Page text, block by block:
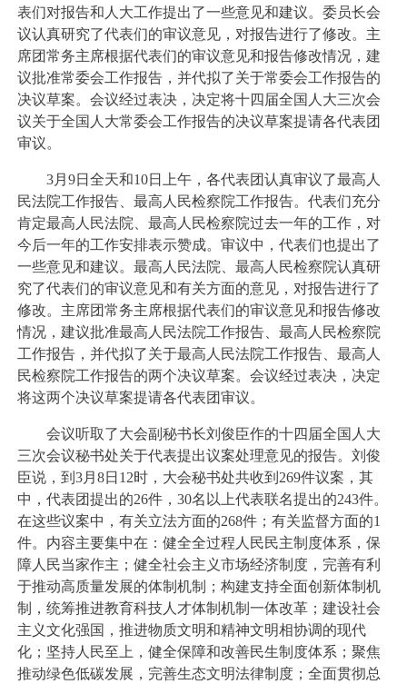
表们对报告和人大工作提出了一些意见和建议。委员长会
议认真研究了代表们的审议意见，对报告进行了修改。主
席团常务主席根据代表们的审议意见和报告修改情况，建
议批准常委会工作报告，并代拟了关于常委会工作报告的
决议草案。会议经过表决，决定将十四届全国人大三次会
议关于全国人大常委会工作报告的决议草案提请各代表团
审议。
3月9日全天和10日上午，各代表团认真审议了最高人
民法院工作报告、最高人民检察院工作报告。代表们充分
肯定最高人民法院、最高人民检察院过去一年的工作，对
今后一年的工作安排表示赞成。审议中，代表们也提出了
一些意见和建议。最高人民法院、最高人民检察院认真研
究了代表们的审议意见和有关方面的意见，对报告进行了
修改。主席团常务主席根据代表们的审议意见和报告修改
情况，建议批准最高人民法院工作报告、最高人民检察院
工作报告，并代拟了关于最高人民法院工作报告、最高人
民检察院工作报告的两个决议草案。会议经过表决，决定
将这两个决议草案提请各代表团审议。
会议听取了大会副秘书长刘俊臣作的十四届全国人大
三次会议秘书处关于代表提出议案处理意见的报告。刘俊
臣说，到3月8日12时，大会秘书处共收到269件议案，其
中，代表团提出的26件，30名以上代表联名提出的243件。
在这些议案中，有关立法方面的268件；有关监督方面的1
件。内容主要集中在：健全全过程人民民主制度体系，保
障人民当家作主；健全社会主义市场经济制度，完善有利
于推动高质量发展的体制机制；构建支持全面创新体制机
制，统筹推进教育科技人才体制机制一体改革；建设社会
主义文化强国，推进物质文明和精神文明相协调的现代
化；坚持人民至上，健全保障和改善民生制度体系；聚焦
推动绿色低碳发展，完善生态文明法律制度；全面贯彻总